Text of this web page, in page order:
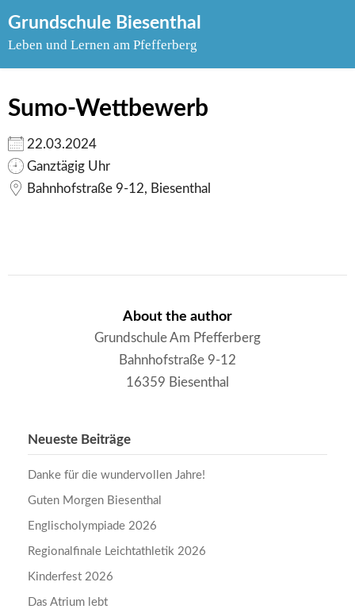
to
Grundschule Biesenthal
Leben und Lernen am Pfefferberg
Sumo-Wettbewerb
22.03.2024
Ganztägig Uhr
Bahnhofstraße 9-12, Biesenthal
About the author
Grundschule Am Pfefferberg
Bahnhofstraße 9-12
16359 Biesenthal
Neueste Beiträge
Danke für die wundervollen Jahre!
Guten Morgen Biesenthal
Englischolympiade 2026
Regionalfinale Leichtathletik 2026
Kinderfest 2026
Das Atrium lebt